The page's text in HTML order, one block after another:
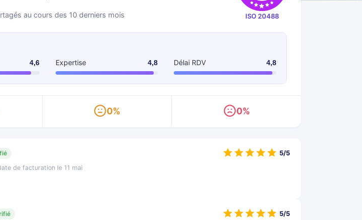
au cours des 10 derniers mois ISO 20488
4,6 Expertise 4,8 Délai RDV 4,8
0% 0%
de facturation le 11 mai
5/5
5/5